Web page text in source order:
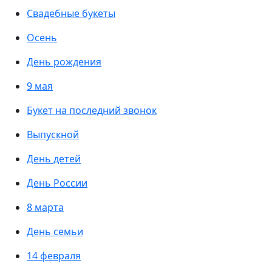
Свадебные букеты
Осень
День рождения
9 мая
Букет на последний звонок
Выпускной
День детей
День России
8 марта
День семьи
14 февраля